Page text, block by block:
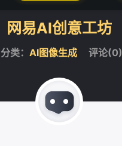
网易AI创意工坊
分类： AI图像生成 评论(0)